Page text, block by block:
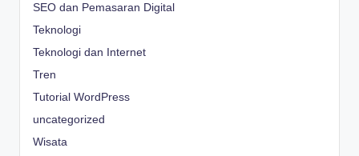
SEO dan Pemasaran Digital
Teknologi
Teknologi dan Internet
Tren
Tutorial WordPress
uncategorized
Wisata